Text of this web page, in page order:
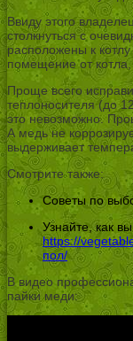
Ввиду этого
столкнуться с
расположены к
помещение от
Проще всего
теплоносителя (до
это невозможно.
А медь не
выдерживает
Смотрите также:
Советы по
Узнайте, как
https://
пол/
В видео
пайки меди: